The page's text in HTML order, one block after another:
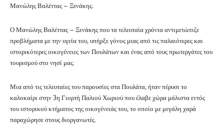
Μανώλης Βαλέττας – Ξενάκης.
Ο Μανώλης Βαλέττας – Ξενάκης που τα τελευταία χρόνια αντιμετώπιζε
προβλήματα με την υγεία του, υπήρξε γόνος μιας από τις παλαιότερες και
ιστορικότερες οικογένειες των Πουλάτων και ένας από τους πρωτεργάτες του
τουρισμού στο νησί μας.
Μια από τις τελευταίες του παρουσίες στα Πουλάτα, ήταν πέρυσι το
καλοκαίρι στην 3η Γιορτή Παλιού Χωριού που έλαβε χώρα μάλιστα εντός
του ιστορικού κτήματος της οικογένειάς του, το οποίο με μεγάλη χαρά
παραχώρησε στους διοργανωτές.